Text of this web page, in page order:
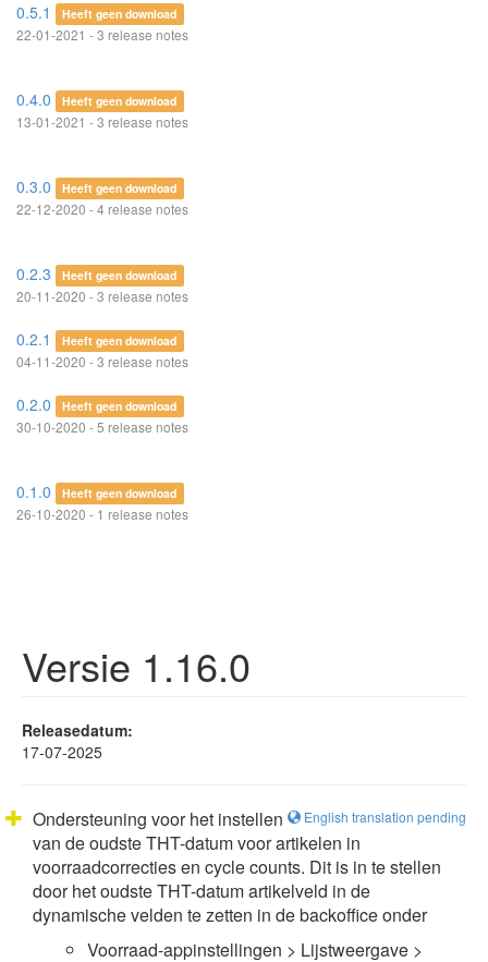
0.5.1 Heeft geen download
22-01-2021 - 3 release notes
0.4.0 Heeft geen download
13-01-2021 - 3 release notes
0.3.0 Heeft geen download
22-12-2020 - 4 release notes
0.2.3 Heeft geen download
20-11-2020 - 3 release notes
0.2.1 Heeft geen download
04-11-2020 - 3 release notes
0.2.0 Heeft geen download
30-10-2020 - 5 release notes
0.1.0 Heeft geen download
26-10-2020 - 1 release notes
Versie 1.16.0
Releasedatum:
17-07-2025
English translation pending
Ondersteuning voor het instellen
van de oudste THT-datum voor artikelen in
voorraadcorrecties en cycle counts. Dit is in te stellen
door het oudste THT-datum artikelveld in de
dynamische velden te zetten in de backoffice onder
Voorraad-appinstellingen > Lijstweergave >